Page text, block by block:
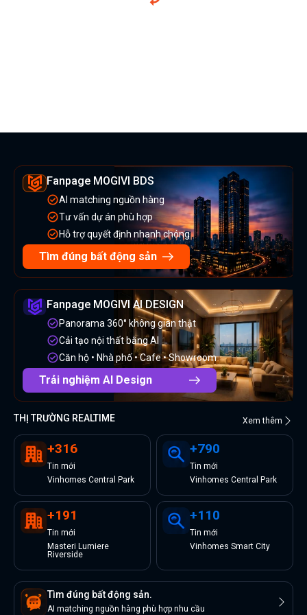
Fanpage MOGIVI BDS
AI matching nguồn hàng
Tư vấn dự án phù hợp
Hỗ trợ quyết định nhanh chóng
Tìm đúng bất động sản
Fanpage MOGIVI AI DESIGN
Panorama 360° không gian thật
Cải tạo nội thất bằng AI
Căn hộ • Nhà phố • Cafe • Showroom
Trải nghiệm AI Design
THỊ TRƯỜNG REALTIME Xem thêm
+316
Tin mới
Vinhomes Central Park
+790
Tin mới
Vinhomes Central Park
+191
Tin mới
Masteri Lumiere
Riverside
+110
Tin mới
Vinhomes Smart City
Tìm đúng bất động sản.
AI matching nguồn hàng phù hợp nhu cầu